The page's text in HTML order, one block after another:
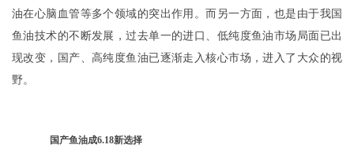
油在心脑血管等多个领域的突出作用。而另一方面，也是由于我国
鱼油技术的不断发展，过去单一的进口、低纯度鱼油市场局面已出
现改变，国产、高纯度鱼油已逐渐走入核心市场，进入了大众的视
野。
国产鱼油成6.18新选择